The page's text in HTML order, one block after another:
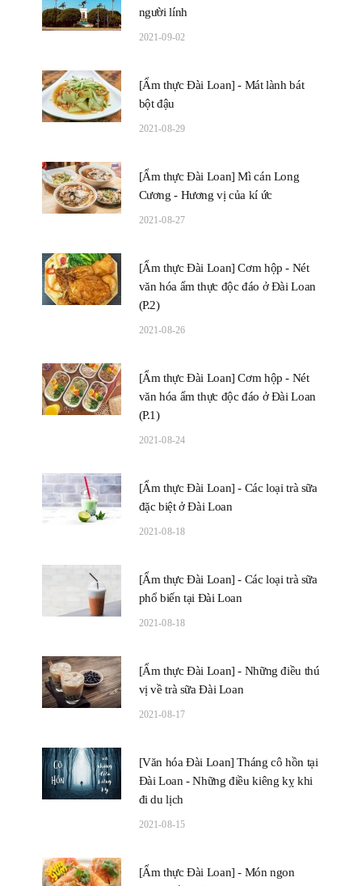
người lính
2021-09-02
[Ẩm thực Đài Loan] - Mát lành bát
bột đậu
2021-08-29
[Ẩm thực Đài Loan] Mì cán Long
Cương - Hương vị của kí ức
2021-08-27
[Ẩm thực Đài Loan] Cơm hộp - Nét
văn hóa ẩm thực độc đáo ở Đài Loan
(P.2)
2021-08-26
[Ẩm thực Đài Loan] Cơm hộp - Nét
văn hóa ẩm thực độc đáo ở Đài Loan
(P.1)
2021-08-24
[Ẩm thực Đài Loan] - Các loại trà sữa
đặc biệt ở Đài Loan
2021-08-18
[Ẩm thực Đài Loan] - Các loại trà sữa
phổ biến tại Đài Loan
2021-08-18
[Ẩm thực Đài Loan] - Những điều thú
vị về trà sữa Đài Loan
2021-08-17
[Văn hóa Đài Loan] Tháng cô hồn tại
Đài Loan - Những điều kiêng kỵ khi
đi du lịch
2021-08-15
[Ẩm thực Đài Loan] - Món ngon